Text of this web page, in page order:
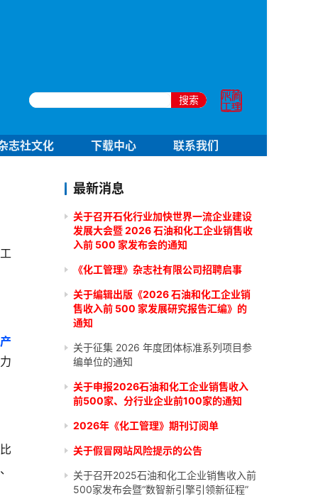
搜索
志社文化 下载中心 联系我们
产
最新消息
关于召开石化行业加快世界一流企业建设
发展大会暨 2026 石油和化工企业销售收
入前 500 家发布会的通知
《化工管理》杂志社有限公司招聘启事
关于编辑出版《2026 石油和化工企业销
售收入前 500 家发展研究报告汇编》的
通知
关于征集 2026 年度团体标准系列项目参
编单位的通知
关于申报2026石油和化工企业销售收入
前500家、分行业企业前100家的通知
2026年《化工管理》期刊订阅单
关于假冒网站风险提示的公告
关于召开2025石油和化工企业销售收入前
500家发布会暨“数智新引擎引领新征程”